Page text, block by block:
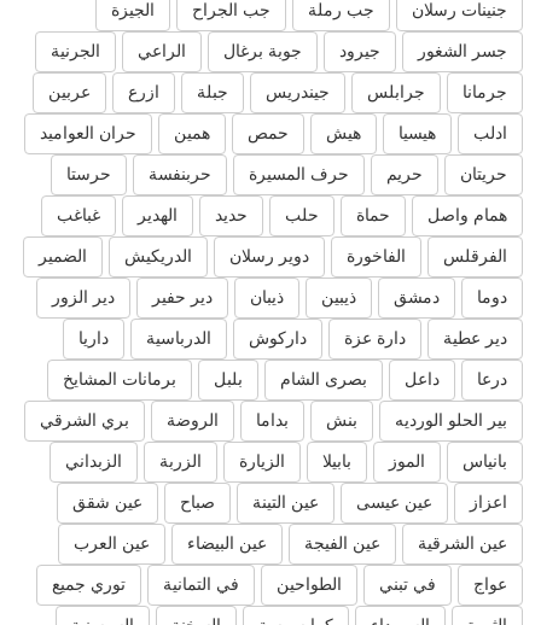
جنينات رسلان جب رملة جب الجراح الجيزة
جسر الشغور جيرود جوبة برغال الراعي الجرنية
جرمانا جرابلس جيندريس جبلة ازرع عربين
ادلب هيسيا هيش حمص همين حران العواميد
حريتان حريم حرف المسيرة حربنفسة حرستا
همام واصل حماة حلب حديد الهدير غباغب
الفرقلس الفاخورة دوير رسلان الدريكيش الضمير
دوما دمشق ذيبين ذيبان دير حفير دير الزور
دير عطية دارة عزة داركوش الدرباسية داريا
درعا داعل بصرى الشام بلبل برمانات المشايخ
بير الحلو الورديه بنش بداما الروضة بري الشرقي
بانياس الموز بابيلا الزيارة الزربة الزبداني
اعزاز عين عيسى عين التينة صباح عين شقق
عين الشرقية عين الفيجة عين البيضاء عين العرب
عواج في تبني الطواحين في التمانية توري جميع